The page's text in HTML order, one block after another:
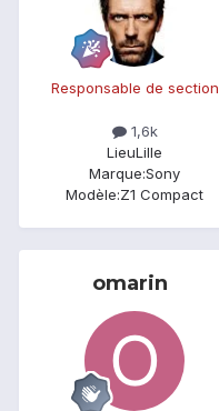
Responsable de section
1,6k
LieuLille
Marque:Sony
Modèle:Z1 Compact
omarin